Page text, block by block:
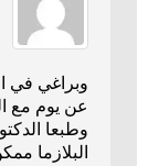
وبراغي في
عن يوم مع
وطبعا
البلازما